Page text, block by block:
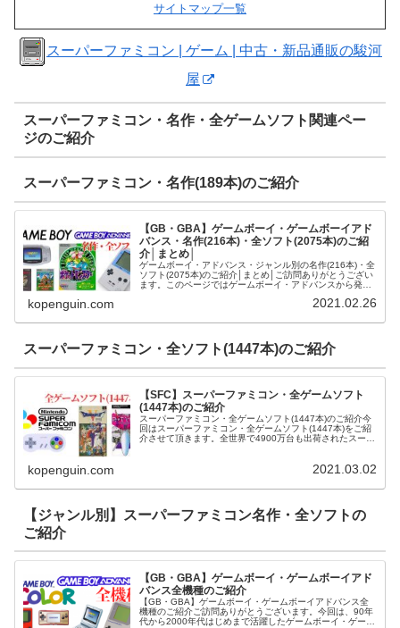
サイトマップ一覧
スーパーファミコン | ゲーム | 中古・新品通販の駿河
屋
スーパーファミコン・名作・全ゲームソフト関連ペー
ジのご紹介
スーパーファミコン・名作(189本)のご紹介
【GB・GBA】ゲームボーイ・ゲームボーイアド
バンス・名作(216本)・全ソフト(2075本)のご紹
介│まとめ│
ゲームボーイ・アドバンス・ジャンル別の名作(216本)・全
ソフト(2075本)のご紹介│まとめ│ご訪問ありがとうござい
ます。このページではゲームボーイ・アドバンスから発売
kopenguin.com 2021.02.26
スーパーファミコン・全ソフト(1447本)のご紹介
【SFC】スーパーファミコン・全ゲームソフト
(1447本)のご紹介
スーパーファミコン・全ゲームソフト(1447本)のご紹介今
回はスーパーファミコン・全ゲームソフト(1447本)をご紹
介させて頂きます。全世界で4900万台も出荷されたスーパ
kopenguin.com 2021.03.02
【ジャンル別】スーパーファミコン名作・全ソフトの
ご紹介
【GB・GBA】ゲームボーイ・ゲームボーイアド
バンス全機種のご紹介
【GB・GBA】ゲームボーイ・ゲームボーイアドバンス全
機種のご紹介ご訪問ありがとうございます。今回は、90年
代から2000年代はじめまで活躍したゲームボーイ・ゲーム